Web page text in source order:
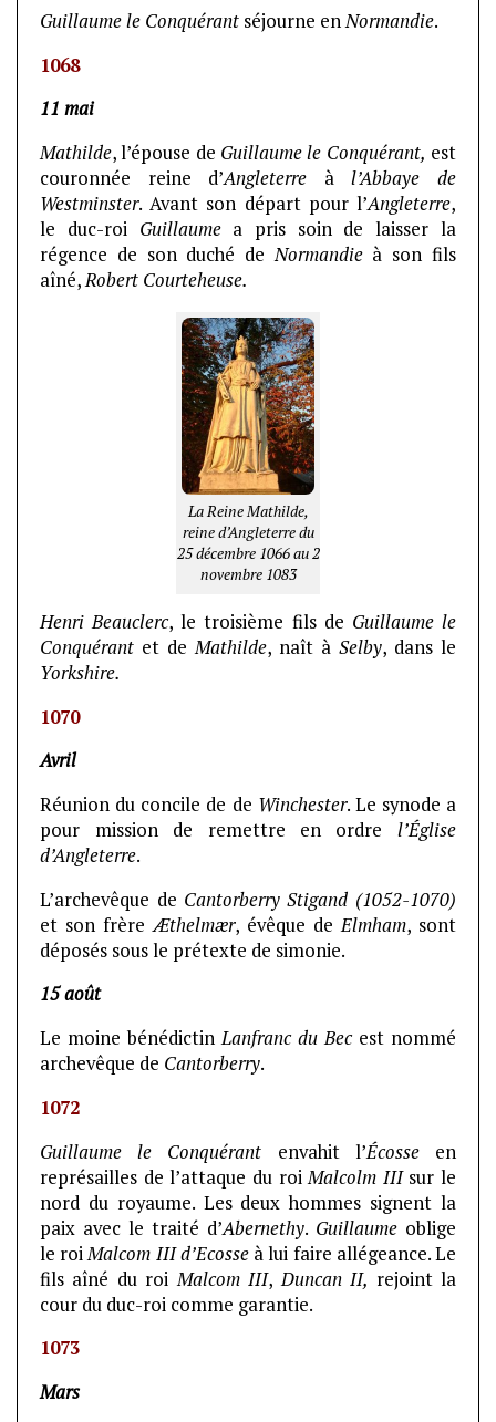
Guillaume le Conquérant séjourne enNormandie.
1068
11 mai
Mathilde, l’épouse de Guillaume le Conquérant, est
couronnée reine d’Angleterre àl’Abbaye de
Westminster. Avant son départ pour l’Angleterre,
le duc-roi Guillaumea pris soin de laisser la
régence de son duché deNormandie à son fils
aîné,Robert Courteheuse.
La Reine Mathilde,
reine d’Angleterre du
25 décembre 1066 au 2
novembre 1083
Henri Beauclerc, le troisième fils de Guillaume le
Conquérant et deMathilde, naît à Selby, dans le
Yorkshire.
1070
Avril
Réunion du concile de de Winchester. Le synode a
pour mission de remettre en ordre l’Église
d’Angleterre.
L’archevêque de Cantorberry Stigand (1052-1070)
et son frèreÆthelmær, évêque deElmham, sont
déposés sous le prétexte de simonie.
15 août
Le moine bénédictinLanfranc du Becest nommé
archevêque de Cantorberry.
1072
Guillaume le Conquérant envahit l’Écosseen
représailles de l’attaque du roiMalcolm III sur le
nord du royaume. Les deux hommes signent la
paix avec le traité d’Abernethy. Guillaumeoblige
le roiMalcom III d’Ecosse à lui faire allégeance. Le
fils aîné du roiMalcom III,Duncan II, rejoint la
cour du duc-roi comme garantie.
1073
Mars